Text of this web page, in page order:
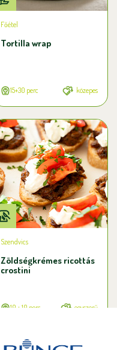
Főétel
Tortilla wrap
15+30 perc közepes
Szendvics
Zöldségkrémes ricottás
crostini
10 + 10 perc egyszerű